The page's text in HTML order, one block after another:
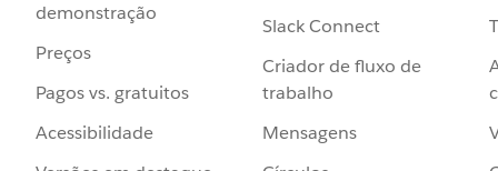
demonstração
Preços
Pagos vs. gratuitos
Acessibilidade
Slack Connect
Criador de fluxo de
trabalho
Mensagens